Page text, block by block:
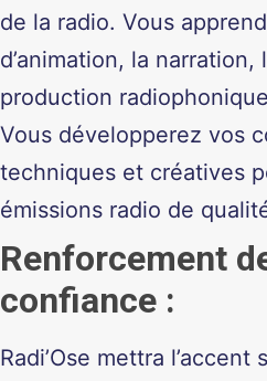
de la radio. Vous
d’animation, la narration,
production
Vous développerez vos
techniques et créatives
émissions radio de
Renforcement
confiance :
Radi’Ose mettra